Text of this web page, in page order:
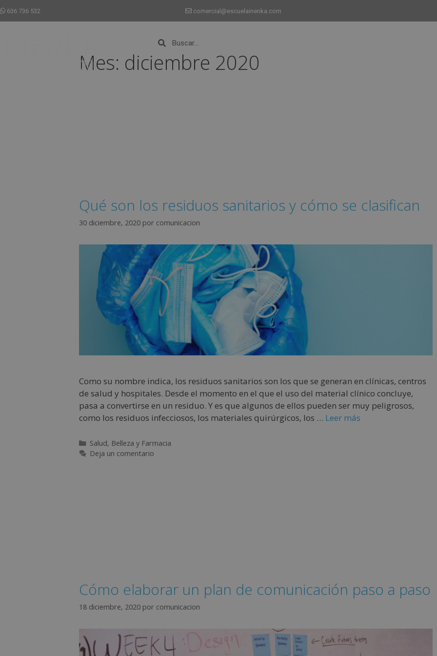
636 736 532 comercial@escuelainenka.com
Mes: diciembre 2020
Qué son los residuos sanitarios y cómo se clasifican
30 diciembre, 2020 por comunicacion
Como su nombre indica, los residuos sanitarios son los que se generan en clínicas, centros
de salud y hospitales. Desde el momento en el que el uso del material clínico concluye,
pasa a convertirse en un residuo. Y es que algunos de ellos pueden ser muy peligrosos,
como los residuos infecciosos, los materiales quirúrgicos, los … Leer más
Salud, Belleza y Farmacia
Deja un comentario
Cómo elaborar un plan de comunicación paso a paso
18 diciembre, 2020 por comunicacion